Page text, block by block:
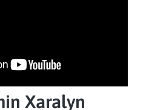
Xaralyn